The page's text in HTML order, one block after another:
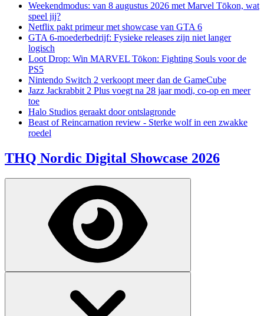
Weekendmodus: van 8 augustus 2026 met Marvel Tōkon, wat
speel jij?
Netflix pakt primeur met showcase van GTA 6
GTA 6-moederbedrijf: Fysieke releases zijn niet langer
logisch
Loot Drop: Win MARVEL Tōkon: Fighting Souls voor de
PS5
Nintendo Switch 2 verkoopt meer dan de GameCube
Jazz Jackrabbit 2 Plus voegt na 28 jaar modi, co-op en meer
toe
Halo Studios geraakt door ontslagronde
Beast of Reincarnation review - Sterke wolf in een zwakke
roedel
THQ Nordic Digital Showcase 2026